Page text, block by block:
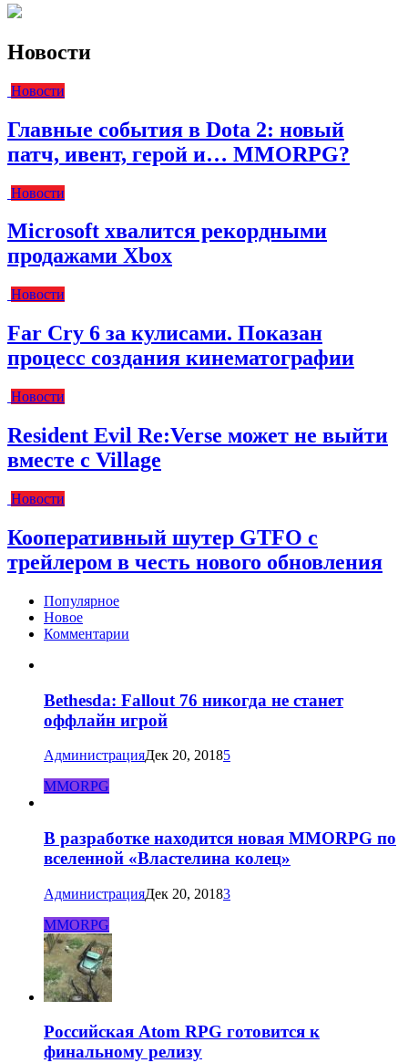
Новости
Новости
Главные события в Dota 2: новый
патч, ивент, герой и… MMORPG?
Новости
Microsoft хвалится рекордными
продажами Xbox
Новости
Far Cry 6 за кулисами. Показан
процесс создания кинематографии
Новости
Resident Evil Re:Verse может не выйти
вместе с Village
Новости
Кооперативный шутер GTFO с
трейлером в честь нового обновления
Популярное
Новое
Комментарии
Bethesda: Fallout 76 никогда не станет
оффлайн игрой
АдминистрацияДек 20, 20185
MMORPG
В разработке находится новая MMORPG по
вселенной «Властелина колец»
АдминистрацияДек 20, 20183
MMORPG
Российская Atom RPG готовится к
финальному релизу